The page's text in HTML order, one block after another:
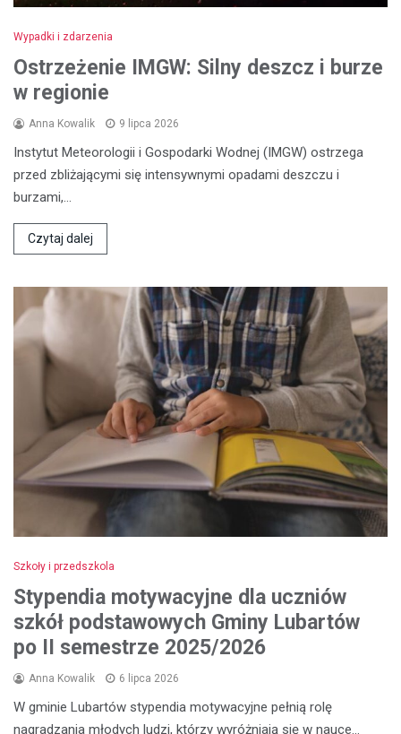
Wypadki i zdarzenia
Ostrzeżenie IMGW: Silny deszcz i burze
w regionie
Anna Kowalik 9 lipca 2026
Instytut Meteorologii i Gospodarki Wodnej (IMGW) ostrzega
przed zbliżającymi się intensywnymi opadami deszczu i
burzami,…
Czytaj dalej
Szkoły i przedszkola
Stypendia motywacyjne dla uczniów
szkół podstawowych Gminy Lubartów
po II semestrze 2025/2026
Anna Kowalik 6 lipca 2026
W gminie Lubartów stypendia motywacyjne pełnią rolę
nagradzania młodych ludzi, którzy wyróżniają się w nauce…